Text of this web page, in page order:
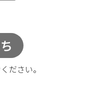
ださい。